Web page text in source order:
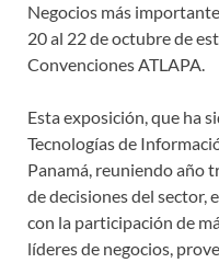
Negocios más
20 al 22 de octubre de
Convenciones ATLAPA.
Esta exposición, que ha
Tecnologías de
Panamá, reuniendo año
de decisiones del sector,
con la participación de
líderes de negocios,